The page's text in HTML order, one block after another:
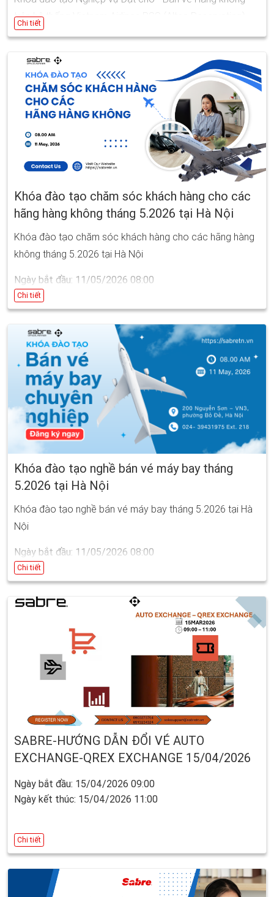
trên hệ thống Vietnam Airlines PSS (Altea Reservation)
tháng 5.2026 tại Hà Nội
Ngày bắt đầu: 20/05/2026 08:00
Ngày kết thúc: 27/05/2026 17:00
Chi tiết
Khóa đào tạo chăm sóc khách hàng cho các
hãng hàng không tháng 5.2026 tại Hà Nội
Khóa đào tạo chăm sóc khách hàng cho các hãng hàng
không tháng 5.2026 tại Hà Nội
Ngày bắt đầu: 11/05/2026 08:00
Ngày kết thúc: 29/05/2026 17:00
Chi tiết
Khóa đào tạo nghề bán vé máy bay tháng
5.2026 tại Hà Nội
Khóa đào tạo nghề bán vé máy bay tháng 5.2026 tại Hà
Nội
Ngày bắt đầu: 11/05/2026 08:00
Ngày kết thúc: 10/06/2026 17:00
Chi tiết
SABRE-HƯỚNG DẪN ĐỔI VÉ AUTO
EXCHANGE-QREX EXCHANGE 15/04/2026
Ngày bắt đầu: 15/04/2026 09:00
Ngày kết thúc: 15/04/2026 11:00
Chi tiết